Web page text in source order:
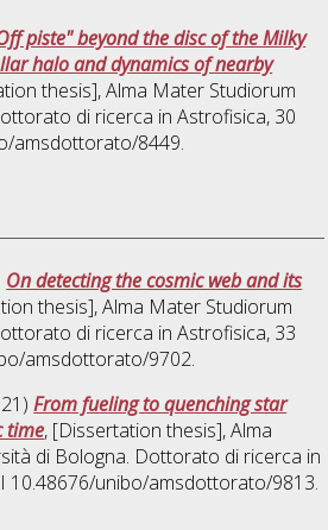
piste" beyond the disc of the Milky
halo and dynamics of nearby
thesis], Alma Mater Studiorum
di ricerca inAstrofisica, 30
amsdottorato/8449.
On detecting the cosmic web and its
thesis], Alma Mater Studiorum
di ricerca inAstrofisica, 33
amsdottorato/9702.
From fueling to quenching star
time, [Dissertation thesis], Alma
di Bologna. Dottorato di ricerca in
10.48676/unibo/amsdottorato/9813.